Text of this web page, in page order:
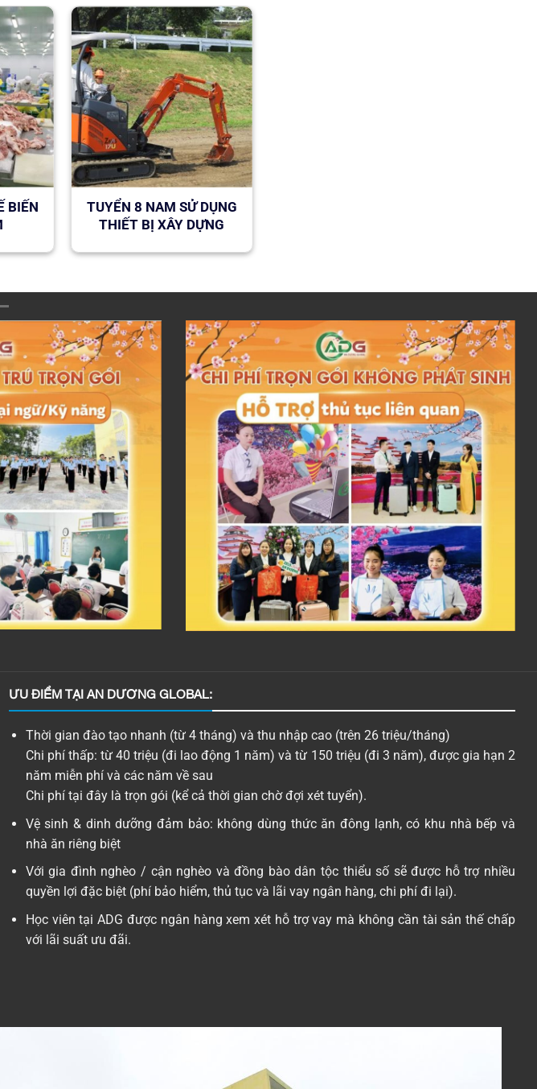
BIẾN
TUYỂN 8 NAM SỬ DỤNG
THIẾT BỊ XÂY DỰNG
ƯU ĐIỂM TẠI AN DƯƠNG GLOBAL:
Thời gian đào tạo nhanh (từ 4 tháng) và thu nhập cao (trên 26 triệu/tháng)
Chi phí thấp: từ 40 triệu (đi lao động 1 năm) và từ 150 triệu (đi 3 năm), được gia hạn 2
năm miễn phí và các năm về sau
Chi phí tại đây là trọn gói (kể cả thời gian chờ đợi xét tuyển).
Vệ sinh & dinh dưỡng đảm bảo: không dùng thức ăn đông lạnh, có khu nhà bếp và
nhà ăn riêng biệt
Với gia đình nghèo / cận nghèo và đồng bào dân tộc thiểu số sẽ được hỗ trợ nhiều
quyền lợi đặc biệt (phí bảo hiểm, thủ tục và lãi vay ngân hàng, chi phí đi lại).
Học viên tại ADG được ngân hàng xem xét hỗ trợ vay mà không cần tài sản thế chấp
với lãi suất ưu đãi.